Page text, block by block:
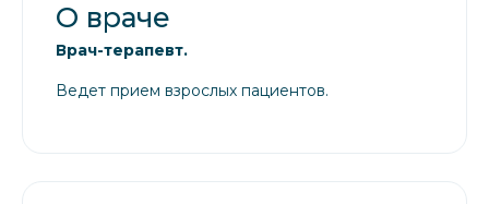
О враче
Врач-терапевт.
Ведет прием взрослых пациентов.